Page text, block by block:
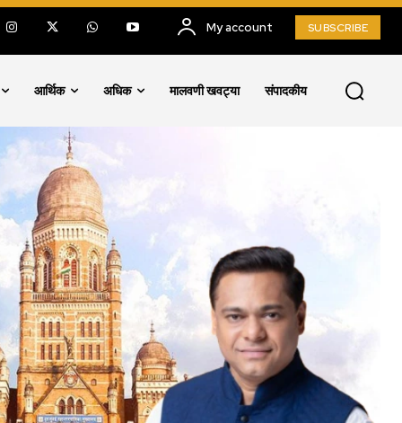
My account SUBSCRIBE
आर्थिक अधिक मालवणी खवट्या संपादकीय